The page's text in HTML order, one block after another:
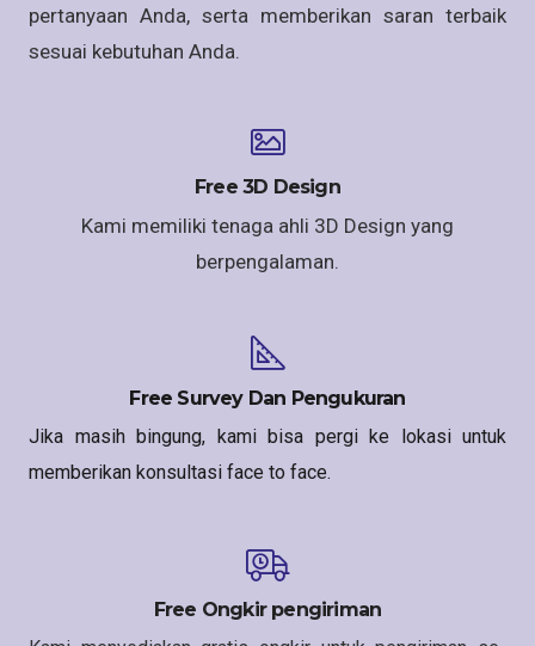
pertanyaan Anda, serta memberikan saran terbaik
sesuai kebutuhan Anda.
Free 3D Design
Kami memiliki tenaga ahli 3D Design yang
berpengalaman.
Free Survey Dan Pengukuran
Jika masih bingung, kami bisa pergi ke lokasi untuk
memberikan konsultasi face to face.
Free Ongkir pengiriman